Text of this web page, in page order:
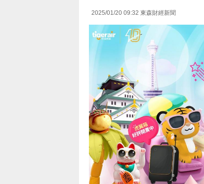
2025/01/20 09:32 東森財經新聞